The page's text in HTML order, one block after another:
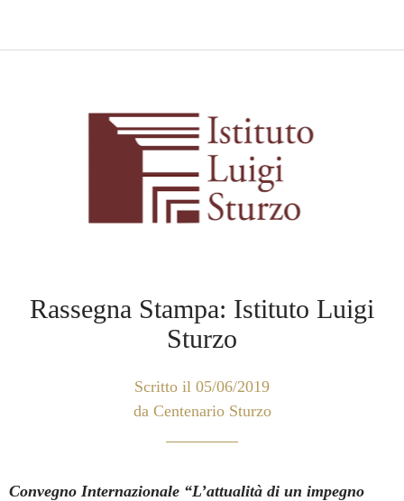
Rassegna Stampa: Istituto Luigi
Sturzo
Scritto il 05/06/2019
da Centenario Sturzo
Convegno Internazionale “L’attualità di un impegno